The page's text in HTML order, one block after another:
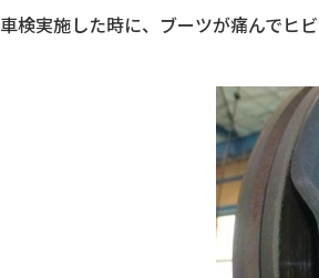
車検実施した時に、ブーツが痛んでヒ